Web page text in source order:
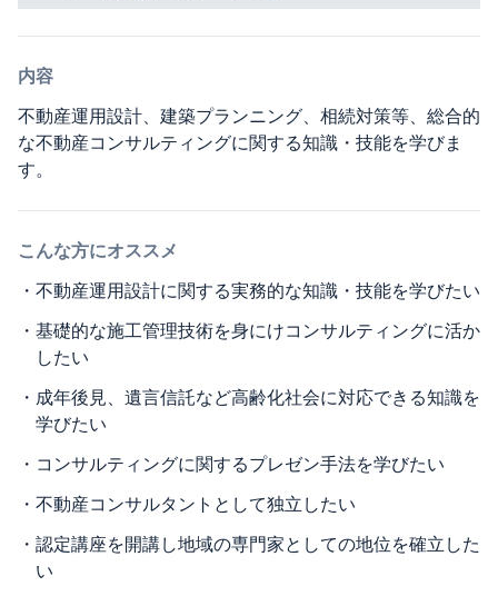
内容
不動産運用設計、建築プランニング、相続対策等、総合的
な不動産コンサルティングに関する知識・技能を学びま
す。
こんな方にオススメ
・ 不動産運用設計に関する実務的な知識・技能を学びたい
・ 基礎的な施工管理技術を身にけコンサルティングに活か
したい
・ 成年後見、遺言信託など高齢化社会に対応できる知識を
学びたい
・ コンサルティングに関するプレゼン手法を学びたい
・ 不動産コンサルタントとして独立したい
・ 認定講座を開講し地域の専門家としての地位を確立した
い